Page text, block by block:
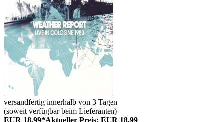
versandfertig innerhalb von 3 Tagen
(soweit verfügbar beim Lieferanten)
EUR 18,99*Aktueller Preis: EUR 18,99